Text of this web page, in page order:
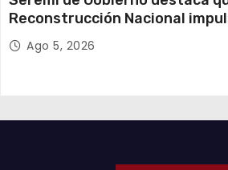
Reconstrucción Nacional
y el empleo en Tarapacá
Ago 5, 2026